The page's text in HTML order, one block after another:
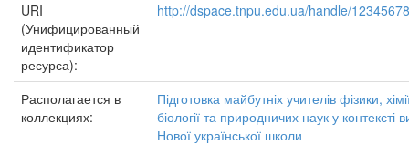
URI
(Унифицированный
идентификатор
ресурса):
http://dspace.tnpu.edu.ua/handle/
Располагается в
коллекциях:
Підготовка майбутніх учителів фізики,
біології та природничих наук у контексті
Нової української школи